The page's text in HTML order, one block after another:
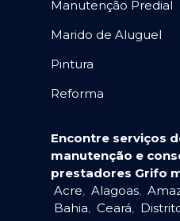
Manutenção Predial
Marido de Aluguel
Pintura
Reforma
Encontre serviços
manutenção e
prestadores Grifo
Acre, Alagoas,
Bahia, Ceará,